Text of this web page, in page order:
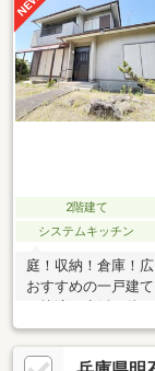
2階建て
システムキッチン
庭！収納！倉庫！
おすすめの一戸建
で快適な生活が待
広さは特筆！家の